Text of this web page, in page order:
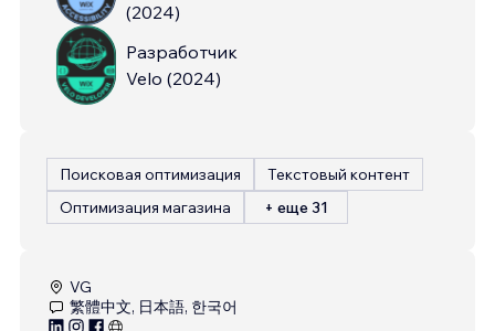
(2024)
Разработчик
Velo (2024)
Поисковая оптимизация
Текстовый контент
Оптимизация магазина
+ еще 31
VG
繁體中文, 日本語, 한국어